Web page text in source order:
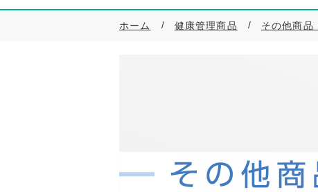
ホーム 健康管理商品 その他商品